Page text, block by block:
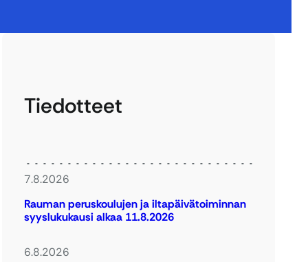
Tiedotteet
7.8.2026
Rauman peruskoulujen ja iltapäivätoiminnan
syyslukukausi alkaa 11.8.2026
6.8.2026